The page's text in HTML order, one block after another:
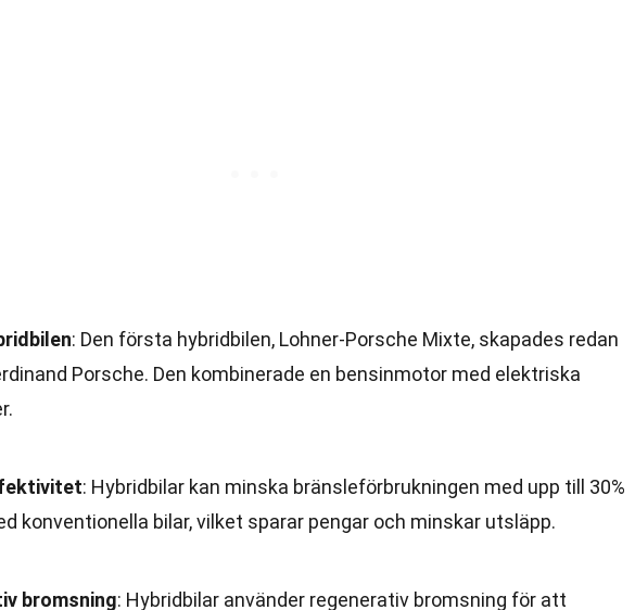
: Den första hybridbilen, Lohner-Porsche Mixte, skapades redan
Porsche. Den kombinerade en bensinmotor med elektriska
: Hybridbilar kan minska bränsleförbrukningen med upp till 30%
konventionella bilar, vilket sparar pengar och minskar utsläpp.
bromsning: Hybridbilar använder regenerativ bromsning för att